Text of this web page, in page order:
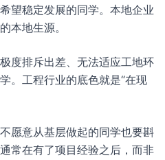
望稳定发展的同学。本地企业
本地生源。
度排斥出差、无法适应工地环
。工程行业的底色就是“在现
愿意从基层做起的同学也要斟
常在有了项目经验之后，而非